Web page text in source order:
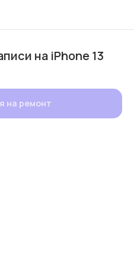
на iPhone 13
на ремонт